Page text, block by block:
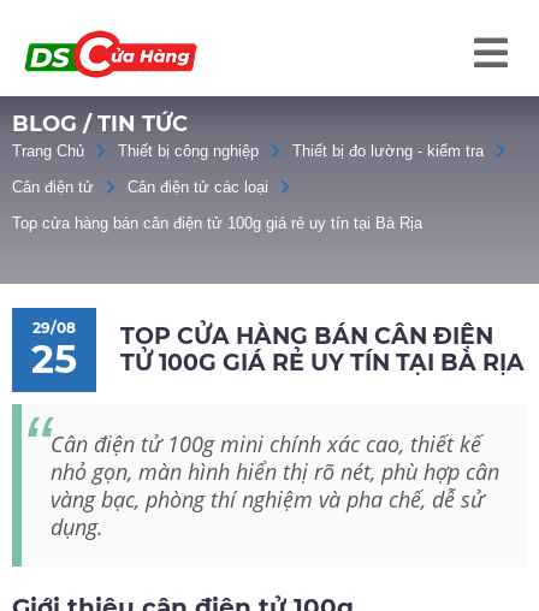
BLOG / TIN TỨC
Trang Chủ Thiết bị công nghiệp
Thiết bị đo lường - kiểm tra
Cân điện tử
Cân điện tử các loại
Top cửa hàng bán cân điện tử 100g giá rẻ uy tín tại Bà Rịa
29/08
25
TOP CỬA HÀNG BÁN CÂN ĐIỆN
TỬ 100G GIÁ RẺ UY TÍN TẠI BÀ RỊA
Cân điện tử 100g mini chính xác cao, thiết kế
nhỏ gọn, màn hình hiển thị rõ nét, phù hợp cân
vàng bạc, phòng thí nghiệm và pha chế, dễ sử
dụng.